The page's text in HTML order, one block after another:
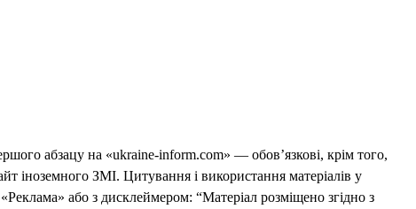
абзацу на «ukraine-inform.com» — обов’язкові, крім того,
іноземного ЗМІ. Цитування і використання матеріалів у
або з дисклеймером: “Матеріал розміщено згідно з